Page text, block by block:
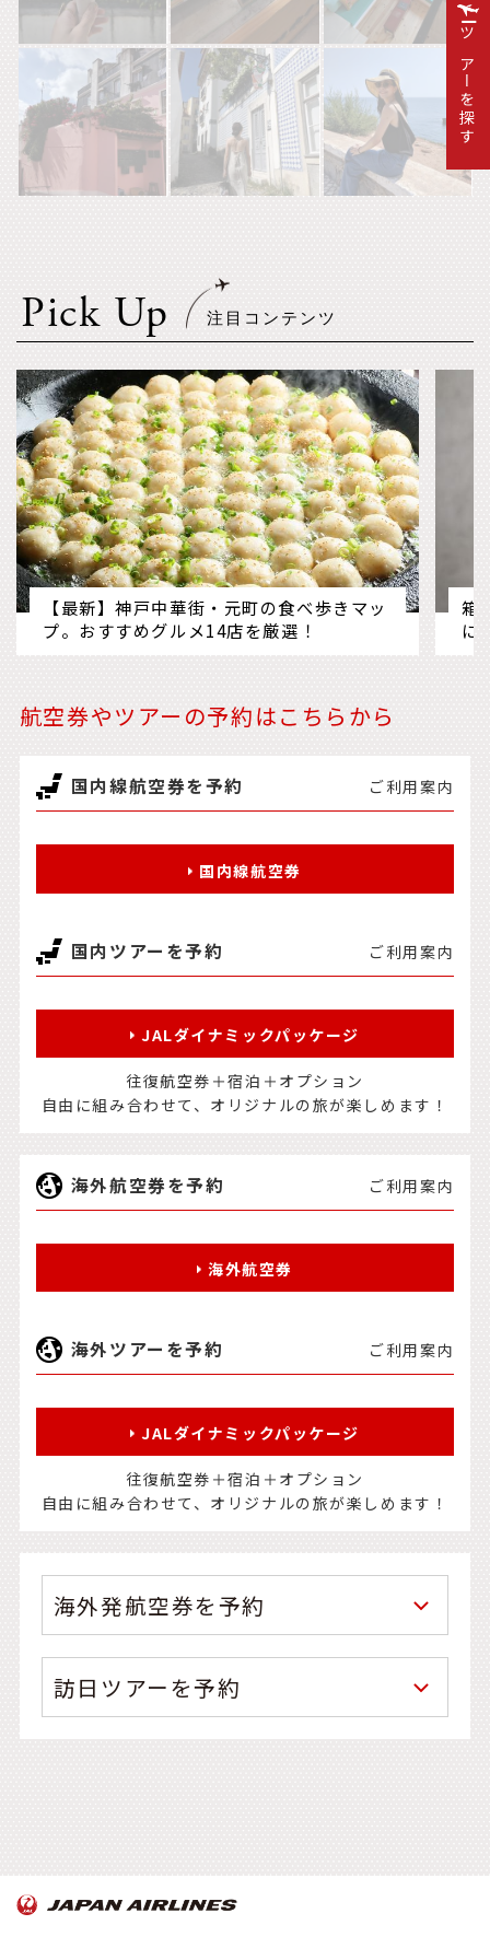
Pick Up
【最新】神戸中華街・元町の食べ歩きマッ
プ。おすすめグルメ14店を厳選！
箱
に
航空券やツアーの予約はこちらから
国内線航空券を予約 ご利用案内
国内線航空券
国内ツアーを予約 ご利用案内
JALダイナミックパッケージ
往復航空券＋宿泊＋オプション
自由に組み合わせて、オリジナルの旅が楽しめます！
海外航空券を予約 ご利用案内
海外航空券
海外ツアーを予約 ご利用案内
JALダイナミックパッケージ
往復航空券＋宿泊＋オプション
自由に組み合わせて、オリジナルの旅が楽しめます！
海外発航空券を予約
訪日ツアーを予約
ツアーを探す